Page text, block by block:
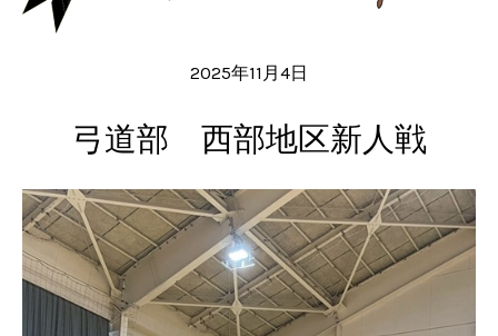
2025年11月4日
弓道部 西部地区新人戦